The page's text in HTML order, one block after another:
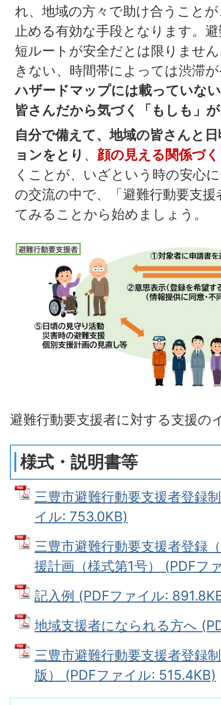
れ、地域の方々で助け合うこと
止める有効な手段となります。
短ルートが安全だとは限りませ
きない、時間帯によっては渋滞
ハザードマップには載っていな
皆さんだから気づく「もしも」
自分で備えて、地域の皆さんと
ョンをとり 、 顔の見える関係づ
くことが、いざという時の安心
の交流の中で、「避難行動要支
てみることから始めましょう。
避難行動要支援者に対する支援の
様式・説明書等
三豊市避難行動要支援者登録
イル: 753.0KB)
三豊市避難行動要支援者登録
援計画（様式第1号） (PDFフ
記入例 (PDFファイル:
地域支援者になられる方へ
三豊市避難行動要支援者登録
版） (PDFファイル: 515.4KB)